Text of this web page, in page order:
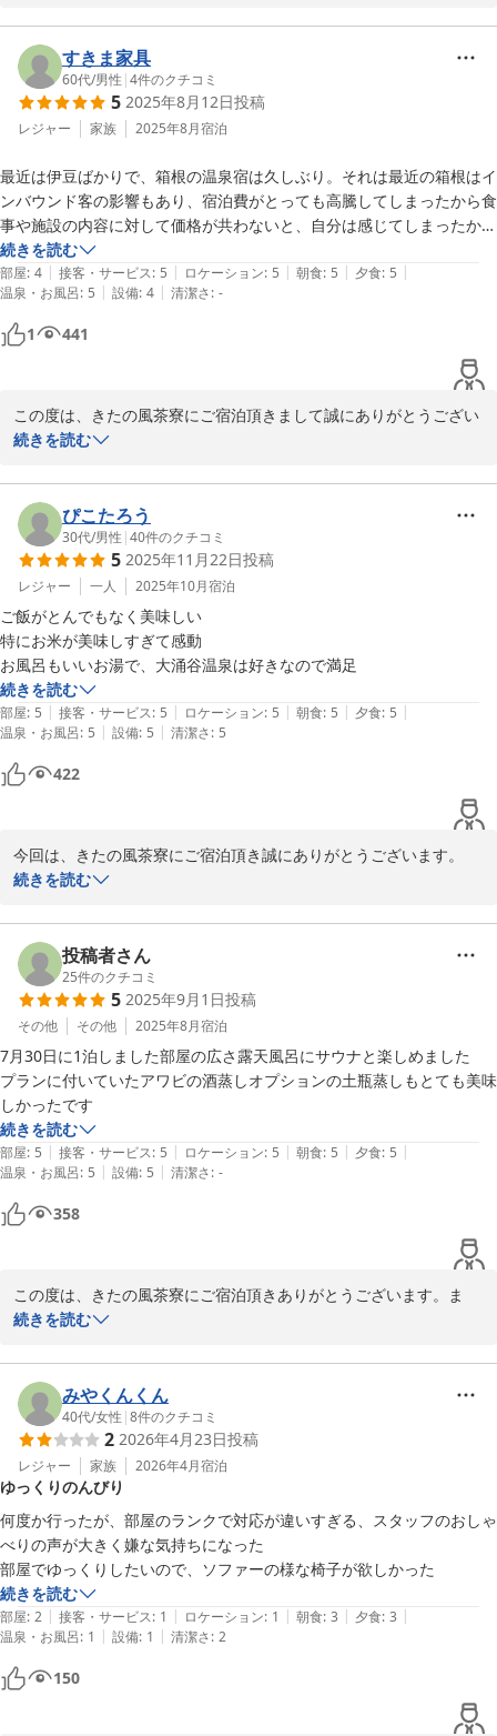
仙石原温泉 きたの風茶寮
2026-07-12
ご滞在にご満足いただけたご様子を拝見し、大変嬉しく存じます。
当館では季節ごとに趣の異なるお料理やしつらえをご用意しており
ますので、次回はまた違った魅力をお楽しみいただけるかと存じま
す。
再びお迎えできます日を、心よりお待ち申し上げております。
仙石原温泉 きたの風茶寮
2026-05-06
すきま家具
60代/男性 |4件のクチコミ
5 2025年8月12日投稿
レジャー 家族 2025年8月宿泊
最近は伊豆ばかりで、箱根の温泉宿は久しぶり。それは最近の箱根はイ
ンバウンド客の影響もあり、宿泊費がとっても高騰してしまったから食
事や施設の内容に対して価格が共わないと、自分は感じてしまったから
です。
しかし今回はこの夏遠くにも行かないし、少し位贅沢をしても良いか
な？と思い、この宿を選択しました。
今回初めてこのお宿を利用させて頂いた感想は、とにかくお料理がとっ
ても美味しいし、一つ一つのお皿に客が満足感が得られるよう、とても
工夫がされています。そして丁寧に作り込んだお料理はシェフの愛情を
感じ、五感のすべてを刺激する、自信の料理味覚のみでなく目でも愉し
める四季を感じるお料理でした。
入っています。
たまに、それなりの料金を取る宿でも冷蔵庫の中のドリンク類は有料！
みたいな宿があるけど、なんかケチ臭いと感じてしまい、二度とそこに
は行かなくなってしまいます。
また夕飯の最中に出された謎解きをすると、プレゼントが頂けるという
企画があり、同伴者と協力しながら解くナゾナゾは夕食を楽しみなが
ら、とっても盛り上がりました(当てた商品は立派な富良野メロン)
そんな訳で、ここはまたリピートしたい。そして違うタイプのお部屋を
選択したい。
担当してくれたスタッフさんのおもてなしも素晴らしく、久々にリピー
トしたいと言う強い思いでアンケートを記入して帰ってきました
続きを読む
部屋: 4 | 接客・サービス: 5 | ロケーション: 5 | 朝食: 5 | 夕食: 5 |
温泉・お風呂: 5 | 設備: 4 | 清潔さ: -
1 441
この度は、きたの風茶寮にご宿泊頂きまして誠にありがとうござい
ます。また、その際のご感想をお寄せ頂き感謝申し上げます。
お料理の内容を変更させて頂いております。また、ご旅行の計画を
立てる際は、ご検討くださいませ。
お部屋によってはしつらえを変えており、サウナ付のお部屋、ワイ
ンセラーがついたお部屋などをご用意しております。
スタッフ一同、お客様のお越しをお待ちしておりますので是非次回
もいらしてくださいませ。
きたの風茶寮
2025-10-01
続きを読む
ぴこたろう
30代/男性 |40件のクチコミ
5 2025年11月22日投稿
レジャー 一人 2025年10月宿泊
ご飯がとんでもなく美味しい
特にお米が美味しすぎて感動
お風呂もいいお湯で、大涌谷温泉は好きなので満足
続きを読む
部屋: 5 | 接客・サービス: 5 | ロケーション: 5 | 朝食: 5 | 夕食: 5 |
温泉・お風呂: 5 | 設備: 5 | 清潔さ: 5
422
今回は、きたの風茶寮にご宿泊頂き誠にありがとうございます。
またその際の、ご感想をお寄せ頂き重ねて御礼申し上げます。
ります。
また、四季毎に変わるお料理や出汁に拘ったお料理を食べにいらし
てください。
その際は、スタッフ一同お客様のお越しをお待ち申し上げておりま
す。
仙石原温泉 きたの風茶寮
2026-02-07
続きを読む
投稿者さん
25件のクチコミ
5 2025年9月1日投稿
その他 その他 2025年8月宿泊
7月30日に1泊しました部屋の広さ露天風呂にサウナと楽しめました
プランに付いていたアワビの酒蒸しオプションの土瓶蒸しもとても美味
しかったです
続きを読む
部屋: 5 | 接客・サービス: 5 | ロケーション: 5 | 朝食: 5 | 夕食: 5 |
温泉・お風呂: 5 | 設備: 5 | 清潔さ: -
358
この度は、きたの風茶寮にご宿泊頂きありがとうございます。ま
た、その際のご感想をお寄せ頂き重ねて御礼申し上げます。
また、是非機会がありましたら、きたの風茶寮を思い出していただ
き、ご来館なさってください。
スタッフ一同お待ち申し上げております。
きたの風茶寮
2025-10-01
続きを読む
みやくんくん
40代/女性 |8件のクチコミ
2 2026年4月23日投稿
レジャー 家族 2026年4月宿泊
ゆっくりのんびり
何度か行ったが、部屋のランクで対応が違いすぎる、スタッフのおしゃ
べりの声が大きく嫌な気持ちになった
部屋でゆっくりしたいので、ソファーの様な椅子が欲しかった
続きを読む
部屋: 2 | 接客・サービス: 1 | ロケーション: 1 | 朝食: 3 | 夕食: 3 |
温泉・お風呂: 1 | 設備: 1 | 清潔さ: 2
150